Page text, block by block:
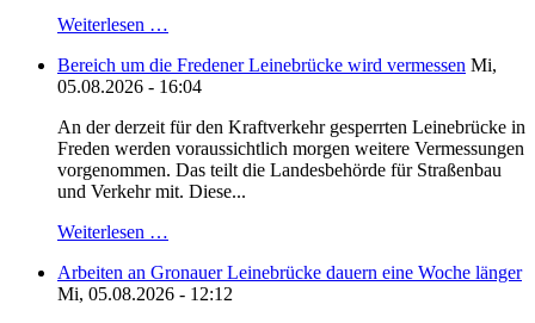
Weiterlesen …
Bereich um die Fredener Leinebrücke wird vermessen Mi,
05.08.2026 - 16:04
An der derzeit für den Kraftverkehr gesperrten Leinebrücke in
Freden werden voraussichtlich morgen weitere Vermessungen
vorgenommen. Das teilt die Landesbehörde für Straßenbau
und Verkehr mit. Diese...
Weiterlesen …
Arbeiten an Gronauer Leinebrücke dauern eine Woche länger
Mi, 05.08.2026 - 12:12